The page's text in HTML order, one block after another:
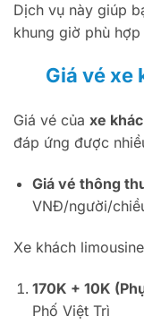
Dịch vụ này giúp
khung giờ phù
Giá vé xe
Giá vé của xe
đáp ứng được
Giá vé thông
VNĐ/người/
Xe khách
170K + 10K
Phố Việt Trì